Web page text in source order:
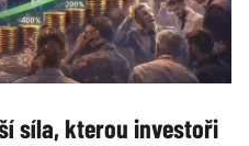
síla, kterou investoři